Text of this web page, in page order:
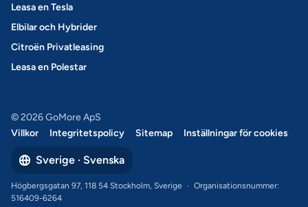
Leasa en Tesla
Elbilar och Hybrider
Citroën Privatleasing
Leasa en Polestar
© 2026 GoMore ApS
Villkor
Integritetspolicy Sitemap Inställningar för cookies
Sverige · Svenska
Högbergsgatan 97, 118 54 Stockholm, Sverige · Organisationsnummer:
516409-6264